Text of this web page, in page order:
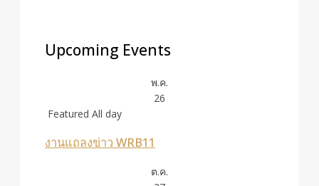
Upcoming Events
พ.ค.
26
Featured All day
งานแถลงข่าว WRB11
ต.ค.